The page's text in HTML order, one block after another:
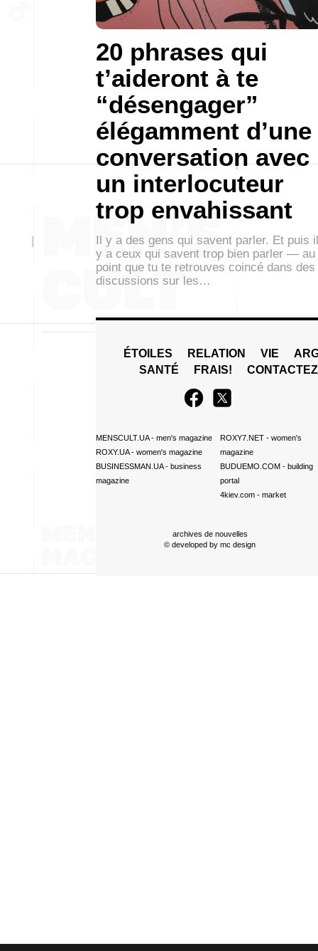
20 phrases qui
t’aideront à te
“désengager”
élégamment d’une
conversation avec
un interlocuteur
trop envahissant
Il y a des gens qui savent parler. Et puis il
y a ceux qui savent trop bien parler — au
point que tu te retrouves coincé dans des
discussions sur les…
ÉTOILES RELATION VIE
SANTÉ
FRAIS!
MENSCULT.UA- men's magazine
ROXY.UA- women's magazine
BUSINESSMAN.UA- business
magazine
ROXY7.NET- women's
magazine
BUDUEMO.COM- building
portal
4kiev.com- market
archives de nouvelles
© developed by mc design